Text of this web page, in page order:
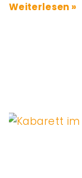
Weiterlesen »